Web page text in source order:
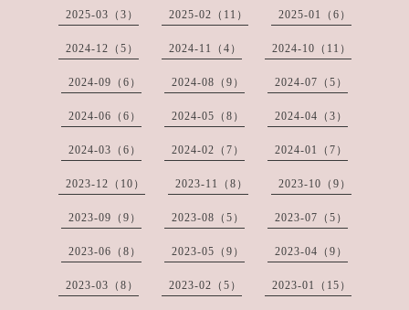
2025-03（3） 2025-02（11） 2025-01（6）
2024-12（5） 2024-11（4） 2024-10（11）
2024-09（6） 2024-08（9） 2024-07（5）
2024-06（6） 2024-05（8） 2024-04（3）
2024-03（6） 2024-02（7） 2024-01（7）
2023-12（10） 2023-11（8） 2023-10（9）
2023-09（9） 2023-08（5） 2023-07（5）
2023-06（8） 2023-05（9） 2023-04（9）
2023-03（8） 2023-02（5） 2023-01（15）